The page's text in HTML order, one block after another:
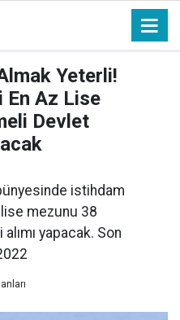
Yeterli!
En Az Lise
Devlet
istihdam
mezunu 38
yapacak. Son